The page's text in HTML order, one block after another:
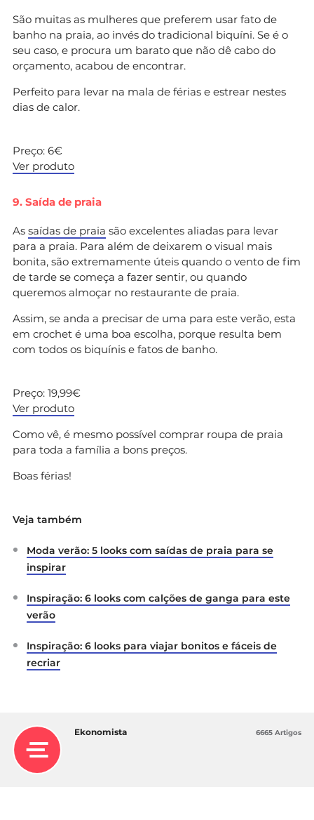
São muitas as mulheres que preferem usar fato de
banho na praia, ao invés do tradicional biquíni. Se é o
seu caso, e procura um barato que não dê cabo do
orçamento, acabou de encontrar.
Perfeito para levar na mala de férias e estrear nestes
dias de calor.
Preço: 6€
Ver produto
9. Saída de praia
As saídas de praia são excelentes aliadas para levar
para a praia. Para além de deixarem o visual mais
bonita, são extremamente úteis quando o vento de fim
de tarde se começa a fazer sentir, ou quando
queremos almoçar no restaurante de praia.
Assim, se anda a precisar de uma para este verão, esta
em crochet é uma boa escolha, porque resulta bem
com todos os biquínis e fatos de banho.
Preço: 19,99€
Ver produto
Como vê, é mesmo possível comprar roupa de praia
para toda a família a bons preços.
Boas férias!
Veja também
Moda verão: 5 looks com saídas de praia para se
inspirar
Inspiração: 6 looks com calções de ganga para este
verão
Inspiração: 6 looks para viajar bonitos e fáceis de
recriar
Ekonomista 6665 Artigos